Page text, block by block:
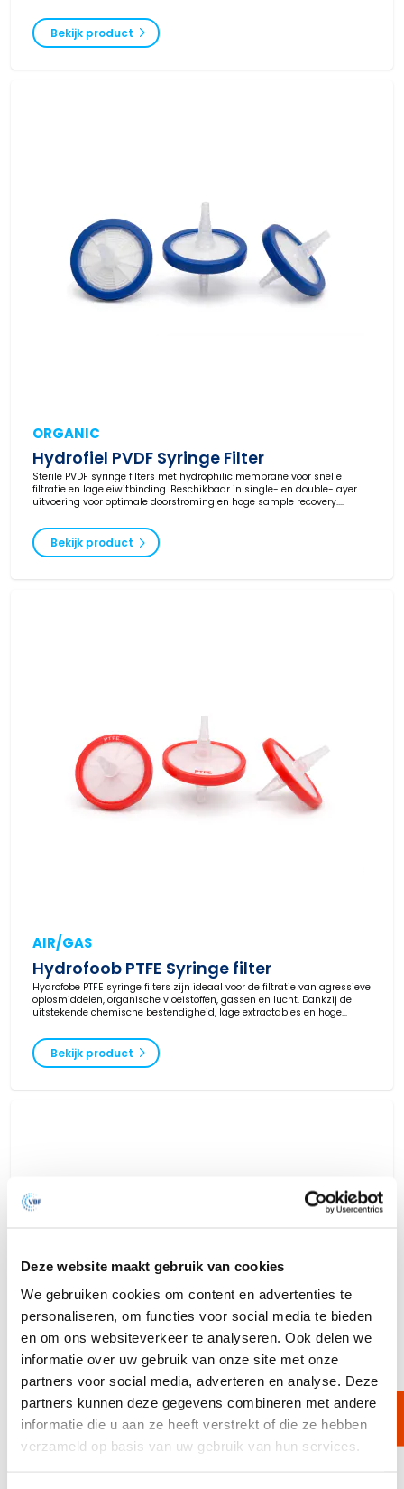
Deze website maakt gebruik van cookies
We gebruiken cookies om content en advertenties te
personaliseren, om functies voor social media te bieden
en om ons websiteverkeer te analyseren. Ook delen we
informatie over uw gebruik van onze site met onze
partners voor social media, adverteren en analyse. Deze
partners kunnen deze gegevens combineren met andere
informatie die u aan ze heeft verstrekt of die ze hebben
verzameld op basis van uw gebruik van hun services.
voor waterige oplossingen, buffers en biologische monsters.
Verkrijgbaar in verschillende poriegroottes en diameters, met snelle
levering uit voorraad.
Bekijk product
ORGANIC
Hydrofiel PVDF Syringe Filter
Sterile PVDF syringe filters met hydrophilic membrane voor snelle
filtratie en lage eiwitbinding. Beschikbaar in single- en double-layer
uitvoering voor optimale doorstroming en hoge sample recovery.
Betrouwbare kwaliteit, direct uit voorraad leverbaar als technisch
equivalent van bekende merken.
Bekijk product
AIR/GAS
Hydrofoob PTFE Syringe filter
Hydrofobe PTFE syringe filters zijn ideaal voor de filtratie van agressieve
oplosmiddelen, organische vloeistoffen, gassen en lucht. Dankzij de
uitstekende chemische bestendigheid, lage extractables en hoge
laboratoria, farmaceutische productie, chemie en biotech. Van Borselen
Filters levert hoogwaardige hydrophobic PTFE syringe filters in
verschillende poriegroottes en diameters, direct uit voorraad leverbaar
Bekijk product
ORGANIC